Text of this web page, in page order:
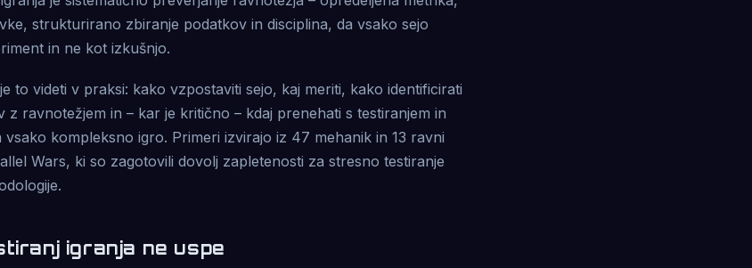
strukturirano zbiranje podatkov in disciplina, da vsako sejo
in ne kot izkušnjo.
to videti v praksi: kako vzpostaviti sejo, kaj meriti, kako identificirati
z ravnotežjem in – kar je kritično – kdaj prenehati s testiranjem in
vsako kompleksno igro. Primeri izvirajo iz 47 mehanik in 13 ravni
Wars, ki so zagotovili dovolj zapletenosti za stresno testiranje
igranja ne uspe